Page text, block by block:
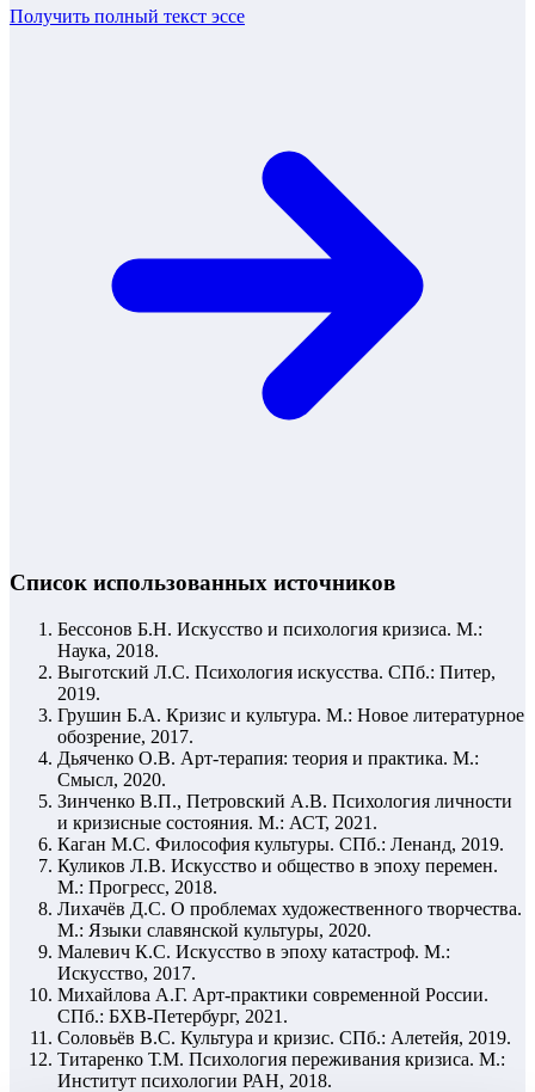
Получить полный текст эссе
Список использованных источников
Бессонов Б.Н. Искусство и психология кризиса. М.:
Наука, 2018.
Выготский Л.С. Психология искусства. СПб.: Питер,
2019.
Грушин Б.А. Кризис и культура. М.: Новое литературное
обозрение, 2017.
Дьяченко О.В. Арт-терапия: теория и практика. М.:
Смысл, 2020.
Зинченко В.П., Петровский А.В. Психология личности
и кризисные состояния. М.: АСТ, 2021.
Каган М.С. Философия культуры. СПб.: Ленанд, 2019.
Куликов Л.В. Искусство и общество в эпоху перемен.
М.: Прогресс, 2018.
Лихачёв Д.С. О проблемах художественного творчества.
М.: Языки славянской культуры, 2020.
Малевич К.С. Искусство в эпоху катастроф. М.:
Искусство, 2017.
Михайлова А.Г. Арт-практики современной России.
СПб.: БХВ-Петербург, 2021.
Соловьёв В.С. Культура и кризис. СПб.: Алетейя, 2019.
Титаренко Т.М. Психология переживания кризиса. М.:
Институт психологии РАН, 2018.